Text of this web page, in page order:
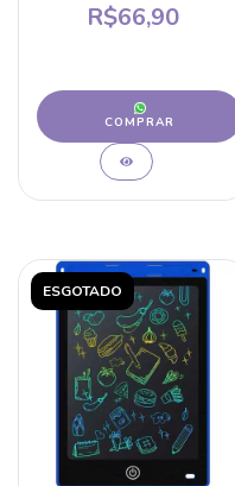
R$66,90
COMPRAR
ESGOTADO